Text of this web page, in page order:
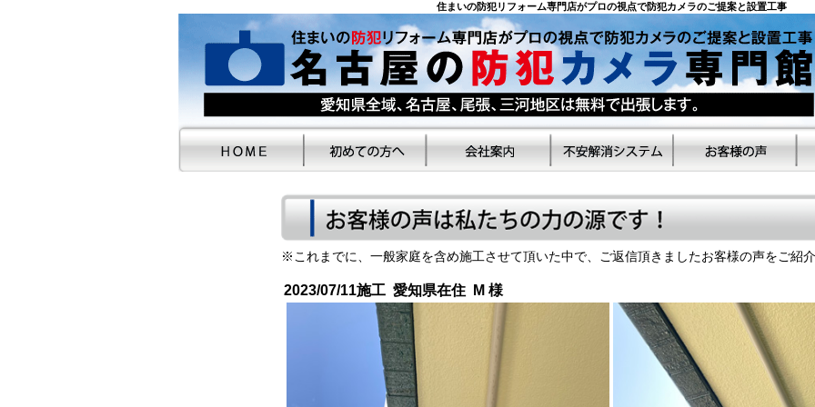
住まいの防犯リフォーム専門店がプロの視点で防犯カメラのご提案と設置工事
※これまでに、一般家庭を含め施工させて頂いた中で、ご返信頂きましたお客様の声をご紹
2023/07/11施工 愛知県在住 M 様